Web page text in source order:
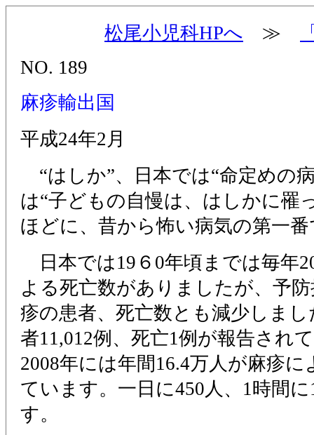
松尾小児科HPへ ≫
NO. 189
麻疹輸出国
平成24年2月
“はしか”、日本では“命定めの
は“子どもの自慢は、はしかに罹
ほどに、昔から怖い病気の第一
日本では19６0年頃までは毎年
よる死亡数がありましたが、予
疹の患者、死亡数とも減少しま
者11,012例、死亡1例が報告され
2008年には年間16.4万人が麻疹
ています。一日に450人、1時間
す。